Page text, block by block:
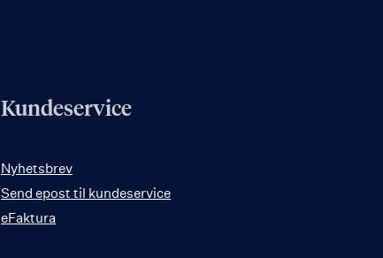
Kundeservice
Nyhetsbrev
Send epost til kundeservice
eFaktura